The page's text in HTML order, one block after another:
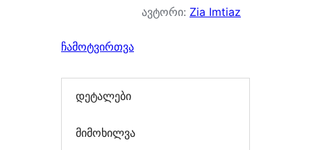
ავტორი: Zia Imtiaz
ჩამოტვირთვა
დეტალები
მიმოხილვა